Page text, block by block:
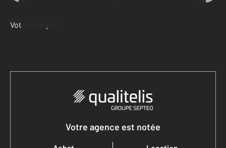
Demander une estimation
Votre compte :
Accéder à mon compte
Votre agence est notée